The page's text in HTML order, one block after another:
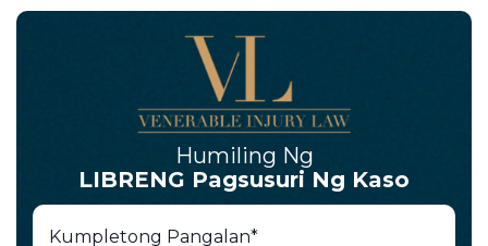
Humiling Ng
LIBRENG Pagsusuri Ng Kaso